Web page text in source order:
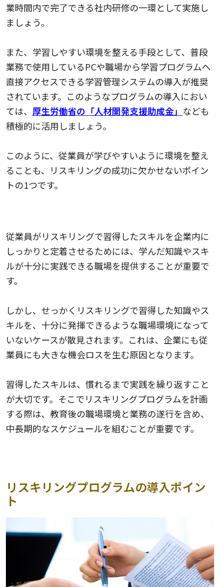
業時間内で完了できる社内研修の一環として実施し
ましょう。
また、学習しやすい環境を整える手段として、普段
業務で使用しているPCや職場から学習プログラムへ
直接アクセスできる学習管理システムの導入が推奨
されています。このようなプログラムの導入におい
ては、 厚生労働省の「人材開発支援助成金」 なども
積極的に活用しましょう。
このように、従業員が学びやすいように環境を整え
ることも、リスキリングの成功に欠かせないポイン
トの1つです。
従業員がリスキリングで習得したスキルを企業内に
しっかりと定着させるためには、学んだ知識やスキ
ルが十分に実践できる職場を提供することが重要で
す。
しかし、せっかくリスキリングで習得した知識やス
キルを、十分に発揮できるような職場環境になって
いないケースが散見されます。これは、企業にも従
業員にも大きな機会ロスを生む原因となります。
習得したスキルは、慣れるまで実践を繰り返すこと
が大切です。そこでリスキリングプログラムを計画
する際は、教育後の職場環境と業務の遂行を含め、
中長期的なスケジュールを組むことが重要です。
リスキリングプログラムの導入ポイン
ト